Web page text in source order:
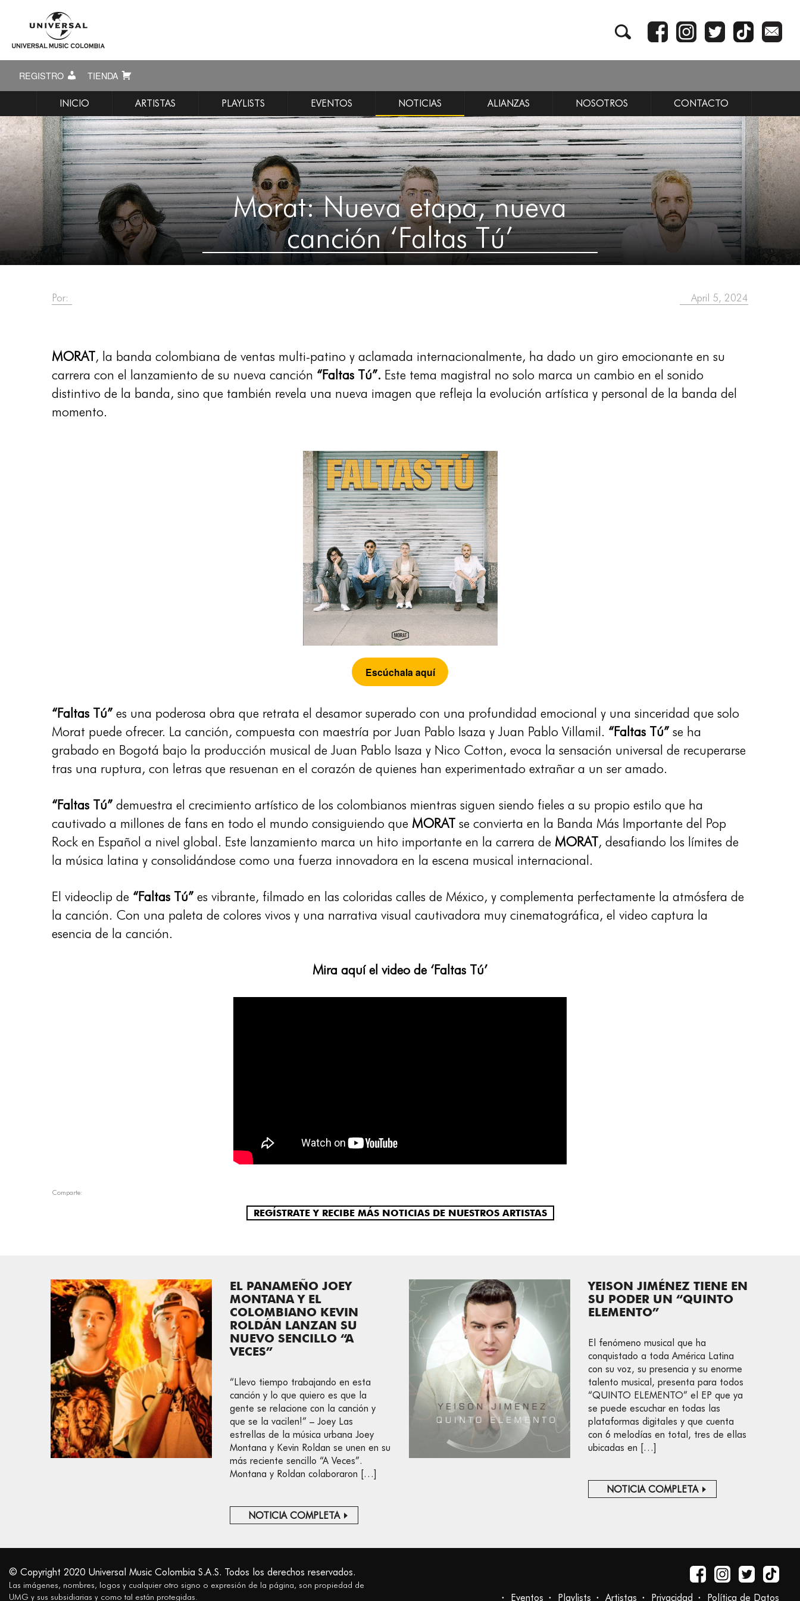
REGISTRO TIENDA
INICIO ARTISTAS PLAYLISTS EVENTOS NOTICIAS ALIANZAS NOSOTROS CONTACTO
Morat: Nueva etapa, nueva
canción ‘Faltas Tú’
Por: April 5, 2024
MORAT, la banda colombiana de ventas multi-patino y aclamada internacionalmente, ha dado un giro emocionante en su
carrera con el lanzamiento de su nueva canción “Faltas Tú”. Este tema magistral no solo marca un cambio en el sonido
distintivo de la banda, sino que también revela una nueva imagen que refleja la evolución artística y personal de la banda del
momento.
Escúchala aquí
“Faltas Tú”es una poderosa obra que retrata el desamor superado con una profundidad emocional y una sinceridad que solo
Morat puede ofrecer. La canción, compuesta con maestría por Juan Pablo Isaza y Juan Pablo Villamil. “Faltas Tú”se ha
grabado en Bogotá bajo la producción musical de Juan Pablo Isaza y Nico Cotton, evoca la sensación universal de recuperarse
tras una ruptura, con letras que resuenan en el corazón de quienes han experimentado extrañar a un ser amado.
“Faltas Tú”demuestra el crecimiento artístico de los colombianos mientras siguen siendo fieles a su propio estilo que ha
cautivado a millones de fans en todo el mundo consiguiendo que MORAT se convierta en la Banda Más Importante del Pop
Rock en Español a nivel global. Este lanzamiento marca un hito importante en la carrera de MORAT, desafiando los límites de
la música latina y consolidándose como una fuerza innovadora en la escena musical internacional.
El videoclip de “Faltas Tú”es vibrante, filmado en las coloridas calles de México, y complementa perfectamente la atmósfera de
la canción. Con una paleta de colores vivos y una narrativa visual cautivadora muy cinematográfica, el video captura la
esencia de la canción.
Mira aquí el video de ‘Faltas Tú’
Comparte:
REGÍSTRATE Y RECIBE MÁS NOTICIAS DE NUESTROS ARTISTAS
EL PANAMEÑO JOEY
MONTANA Y EL
COLOMBIANO KEVIN
ROLDÁN LANZAN SU
NUEVO SENCILLO “A
VECES”
“Llevo tiempo trabajando en esta
canción y lo que quiero es que la
gente se relacione con la canción y
que se la vacilen!” – Joey Las
estrellas de la música urbana Joey
Montana y Kevin Roldan se unen en su
más reciente sencillo “A Veces”.
Montana y Roldan colaboraron […]
NOTICIA COMPLETA
YEISON JIMÉNEZ TIENE EN
SU PODER UN “QUINTO
ELEMENTO”
El fenómeno musical que ha
conquistado a toda América Latina
con su voz, su presencia y su enorme
talento musical, presenta para todos
“QUINTO ELEMENTO” el EP que ya
se puede escuchar en todas las
plataformas digitales y que cuenta
con 6 melodías en total, tres de ellas
ubicadas en […]
NOTICIA COMPLETA
© Copyright 2020 Universal Music Colombia S.A.S. Todos los derechos reservados.
Las imágenes, nombres, logos y cualquier otro signo o expresión de la página, son propiedad de
UMG y sus subsidiarias y como tal están protegidas.
Eventos Playlists Artistas Privacidad Política de Datos